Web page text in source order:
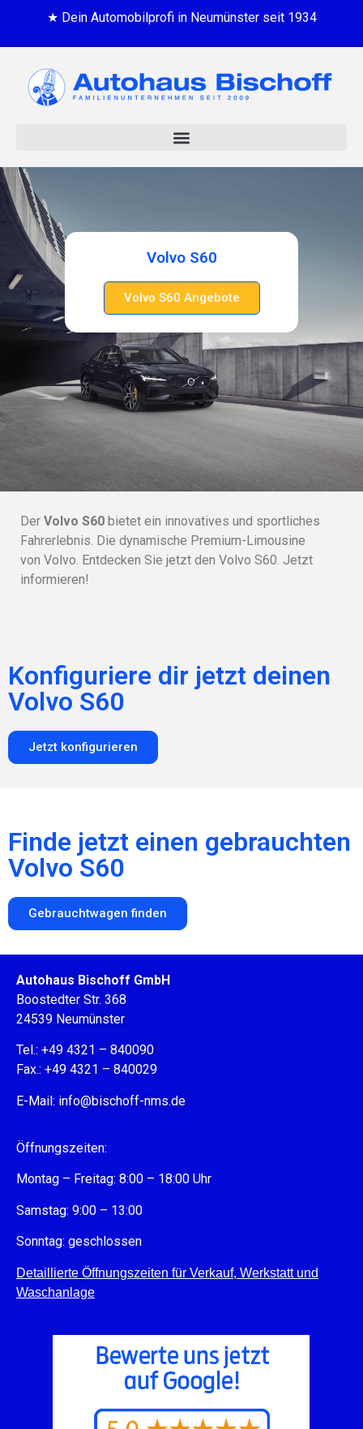
★ Dein Automobilprofi in Neumünster seit 1934
Volvo S60
Volvo S60 Angebote
Der Volvo S60 bietet ein innovatives und sportliches
Fahrerlebnis. Die dynamische Premium-Limousine
von Volvo. Entdecken Sie jetzt den Volvo S60. Jetzt
informieren!
Konfiguriere dir jetzt deinen
Volvo S60
Jetzt konfigurieren
Finde jetzt einen gebrauchten
Volvo S60
Gebrauchtwagen finden
Autohaus Bischoff GmbH
Boostedter Str. 368
24539 Neumünster
Tel.: +49 4321 – 840090
Fax.: +49 4321 – 840029
E-Mail: info@bischoff-nms.de
Öffnungszeiten:
Montag – Freitag: 8:00 – 18:00 Uhr
Samstag: 9:00 – 13:00
Sonntag: geschlossen
Detaillierte Öffnungszeiten für Verkauf, Werkstatt und
Waschanlage